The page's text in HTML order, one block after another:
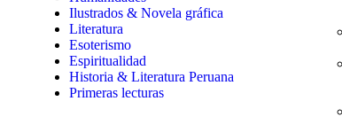
Ilustrados & Novela gráfica
Literatura
Esoterismo
Espiritualidad
Historia & Literatura Peruana
Primeras lecturas